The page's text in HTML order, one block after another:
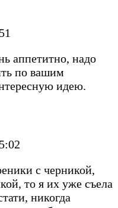
аппетитно, надо
по вашим
идею.
с черникой,
то я их уже съела
никогда